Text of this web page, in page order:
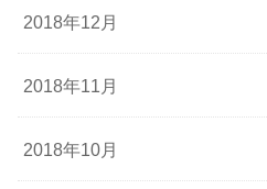
2018年12月
2018年11月
2018年10月